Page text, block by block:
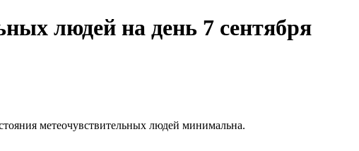
людей на день 7 сентября
метеочувствительных людей минимальна.